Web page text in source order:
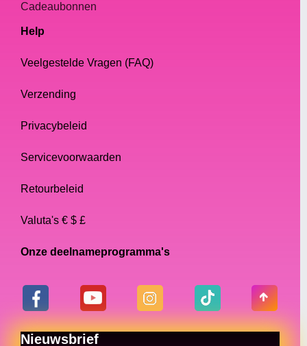
Cadeaubonnen
Help
Veelgestelde Vragen (FAQ)
Verzending
Privacybeleid
Servicevoorwaarden
Retourbeleid
Valuta's € $ £
Onze deelnameprogramma's
Nieuwsbrief